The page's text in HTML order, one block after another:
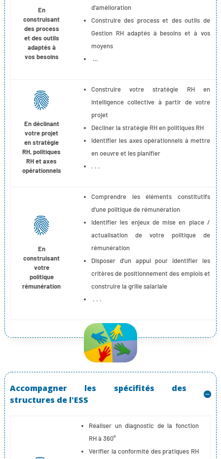
En
construisant
des process
et des outils
adaptés à
vos besoins
d'amélioration
Construire des process et des outils de
Gestion RH adaptés à besoins et à vos
moyens
…
En déclinant
votre projet
en stratégie
RH, politiques
RH et axes
opérationnels
Construire votre stratégie RH en
intelligence collective à partir de votre
projet
Décliner la stratégie RH en politiques RH
Identifier les axes opérationnels à mettre
en oeuvre et les planifier
. . .
En
construisant
votre
politique
rémunération
Comprendre les éléments constitutifs
d'une politique de rémunération
Identifier les enjeux de mise en place /
actualisation de votre politique de
rémunération
Disposer d'un appui pour identifier les
critères de positionnement des emplois et
construire la grille salariale
. . .
Accompagner les spécifités des
structures de l'ESS
Réaliser un diagnostic de la fonction
RH à 360°
Vérifier la conformité des pratiques RH